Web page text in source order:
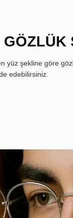
yüz şekline göre
edebilirsiniz.